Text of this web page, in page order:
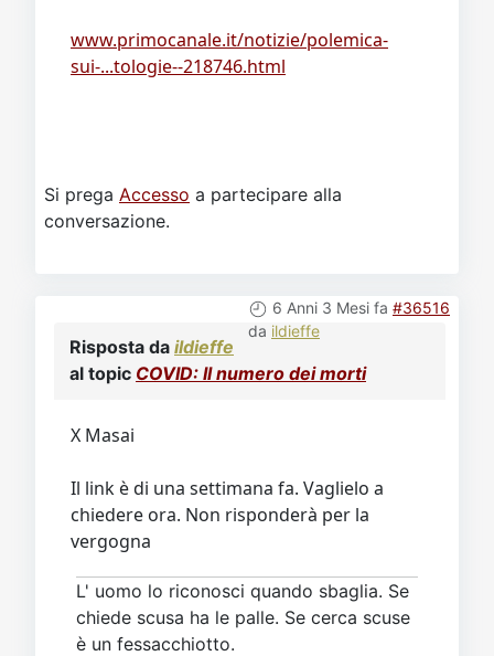
www.primocanale.it/notizie/polemica-
sui-...tologie--218746.html
Si prega Accesso a partecipare alla
conversazione.
6 Anni 3 Mesi fa #36516
da ildieffe
Risposta da ildieffe
al topic COVID: Il numero dei morti
X Masai
Il link è di una settimana fa. Vaglielo a
chiedere ora. Non risponderà per la
vergogna
L' uomo lo riconosci quando sbaglia. Se
chiede scusa ha le palle. Se cerca scuse
è un fessacchiotto.